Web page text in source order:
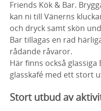
Friends Kök & Bar.
kan ni till Vänerns
och dryck samt skön
Bartillagas en rad
rådande råvaror.
Här finns också glassiga
glasskafé med ett stort
Stort utbud av